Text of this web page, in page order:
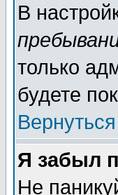
В
только
будете
Я забыл
Не